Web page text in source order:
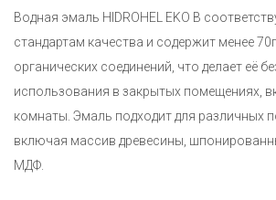
Водная эмаль HIDROHEL EKO B
стандартам качества и содержит менее
органических соединений, что делает её
использования в закрытых помещениях,
комнаты. Эмаль подходит для различных
включая массив древесины,
МДФ.